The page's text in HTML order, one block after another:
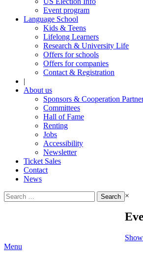
Event program
Language School
Kids & Teens
Lifelong Learners
Research & University Life
Offers for schools
Offers for companies
Contact & Registration
|
About us
Sponsors & Cooperation
Committees
Hall of Fame
Renting
Jobs
Accessibility
Newsletter
Ticket Sales
Contact
News
Search
for:
×
Menu